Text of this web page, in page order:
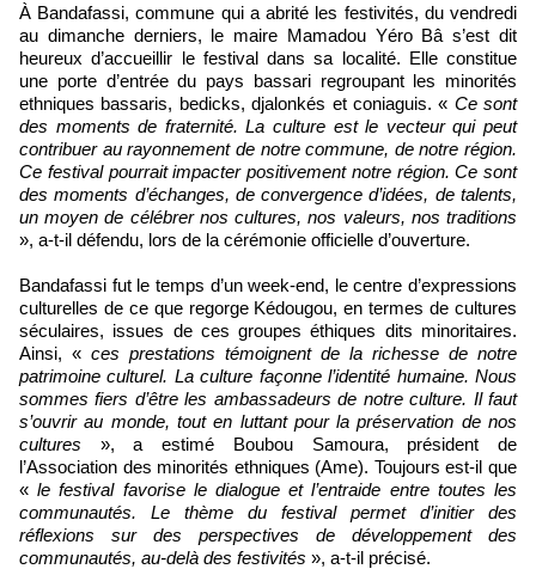
À Bandafassi, commune qui a abrité les festivités, du vendredi
au dimanche derniers, le maire Mamadou Yéro Bâ s’est dit
heureux d’accueillir le festival dans sa localité. Elle constitue
une porte d’entrée du pays bassari regroupant les minorités
ethniques bassaris, bedicks, djalonkés et coniaguis. « Ce sont
des moments de fraternité. La culture est le vecteur qui peut
contribuer au rayonnement de notre commune, de notre région.
Ce festival pourrait impacter positivement notre région. Ce sont
des moments d’échanges, de convergence d’idées, de talents,
un moyen de célébrer nos cultures, nos valeurs, nos traditions
», a-t-il défendu, lors de la cérémonie officielle d’ouverture.
Bandafassi fut le temps d’un week-end, le centre d’expressions
culturelles de ce que regorge Kédougou, en termes de cultures
séculaires, issues de ces groupes éthiques dits minoritaires.
Ainsi, « ces prestations témoignent de la richesse de notre
patrimoine culturel. La culture façonne l’identité humaine. Nous
sommes fiers d’être les ambassadeurs de notre culture. Il faut
s’ouvrir au monde, tout en luttant pour la préservation de nos
cultures », a estimé Boubou Samoura, président de
l’Association des minorités ethniques (Ame). Toujours est-il que
«le festival favorise le dialogue et l’entraide entre toutes les
communautés. Le thème du festival permet d’initier des
réflexions sur des perspectives de développement des
communautés, au-delà des festivités », a-t-il précisé.